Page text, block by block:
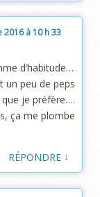
à 10 h 33
d’habitude…
un peu de peps
je préfère….
ça me plombe
RÉPONDRE ↓